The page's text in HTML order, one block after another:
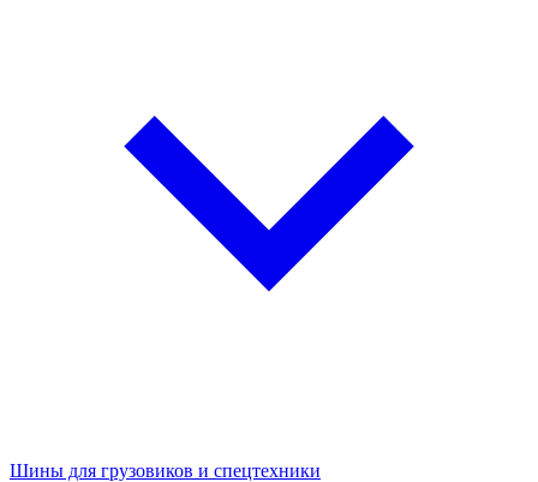
Шины для грузовиков и спецтехники